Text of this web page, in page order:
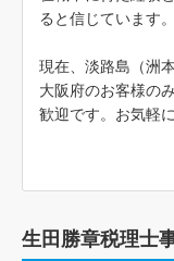
ると信じています。
現在、淡路島（洲
大阪府のお客様の
歓迎です。お気軽
生田勝章税理士